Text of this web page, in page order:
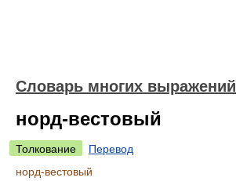
Словарь многих выражений
норд-вестовый
Толкование
Перевод
норд-вестовый